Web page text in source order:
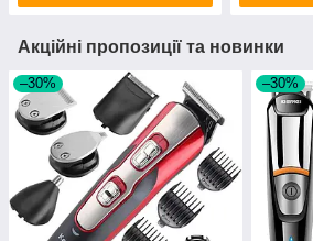
Акційні пропозиції та новинки
–30% –30%